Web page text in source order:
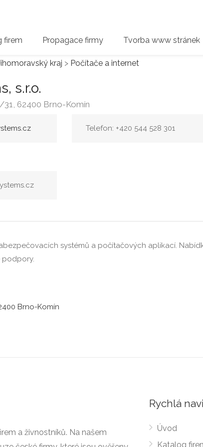
firem Propagace firmy Tvorba www stránek
kraj > Počítače a internet
s.r.o.
62400 Brno-Komín
Telefon: +420 544 528 301
systémů a počítačových aplikací.
podpory.
Brno-Komín
a živnostníků. Na našem
Rychlá
Úvod
Katalog